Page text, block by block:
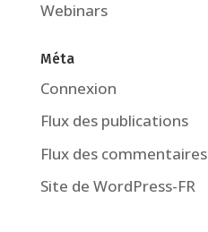
Webinars
Méta
Connexion
Flux des publications
Flux des commentaires
Site de WordPress-FR